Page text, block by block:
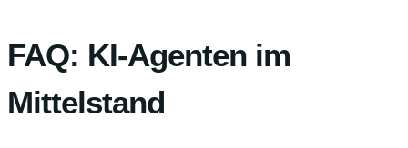
FAQ: KI-Agenten im
Mittelstand